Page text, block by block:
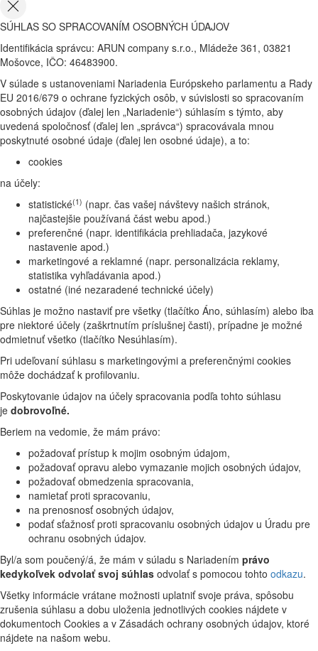
SÚHLAS SO SPRACOVANÍM OSOBNÝCH ÚDAJOV
Identifikácia správcu: ARUN company s.r.o., Mládeže 361, 03821
Mošovce, IČO: 46483900.
V súlade s ustanoveniami Nariadenia Európskeho parlamentu a Rady
EU 2016/679 o ochrane fyzických osôb, v súvislosti so spracovaním
osobných údajov (ďalej len „Nariadenie“) súhlasím s týmto, aby
uvedená spoločnosť (ďalej len „správca“) spracovávala mnou
poskytnuté osobné údaje (ďalej len osobné údaje), a to:
cookies
na účely:
statistické(1) (napr. čas vašej návštevy našich stránok,
najčastejšie používaná část webu apod.)
preferenčné (napr. identifikácia prehliadača, jazykové
nastavenie apod.)
marketingové a reklamné (napr. personalizácia reklamy,
statistika vyhľadávania apod.)
ostatné (iné nezaradené technické účely)
Súhlas je možno nastaviť pre všetky (tlačítko Áno, súhlasím) alebo iba
pre niektoré účely (zaškrtnutím príslušnej časti), prípadne je možné
odmietnuť všetko (tlačítko Nesúhlasím).
Pri udeľovaní súhlasu s marketingovými a preferenčnými cookies
môže dochádzať k profilovaniu.
Poskytovanie údajov na účely spracovania podľa tohto súhlasu
je dobrovoľné.
Beriem na vedomie, že mám právo:
požadovať prístup k mojim osobným údajom,
požadovať opravu alebo vymazanie mojich osobných údajov,
požadovať obmedzenia spracovania,
namietať proti spracovaniu,
na prenosnosť osobných údajov,
podať sťažnosť proti spracovaniu osobných údajov u Úradu pre
ochranu osobných údajov.
Byl/a som poučený/á, že mám v súladu s Nariadením právo
kedykoľvek odvolať svoj súhlas odvolať s pomocou tohto odkazu.
Všetky informácie vrátane možnosti uplatniť svoje práva, spôsobu
zrušenia súhlasu a dobu uloženia jednotlivých cookies nájdete v
dokumentoch Cookies a v Zásadách ochrany osobných údajov, ktoré
nájdete na našom webu.